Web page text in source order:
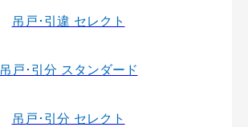
吊戸･引違 セレクト
吊戸･引分 スタンダード
吊戸･引分 セレクト